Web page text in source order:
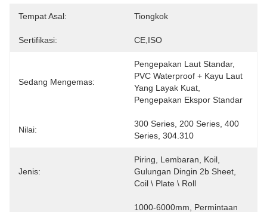
Tempat Asal: Tiongkok
Sertifikasi: CE,ISO
Sedang Mengemas:
Pengepakan Laut Standar,
PVC Waterproof + Kayu Laut
Yang Layak Kuat,
Pengepakan Ekspor Standar
Nilai:
300 Series, 200 Series, 400
Series, 304.310
Jenis:
Piring, Lembaran, Koil,
Gulungan Dingin 2b Sheet,
Coil \ Plate \ Roll
1000-6000mm, Permintaan